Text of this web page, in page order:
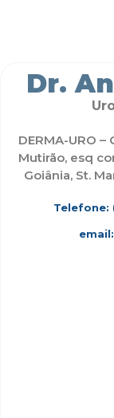
Dr.
DERMA-URO
Mutirão, esq
Goiânia, St.
Telefone: